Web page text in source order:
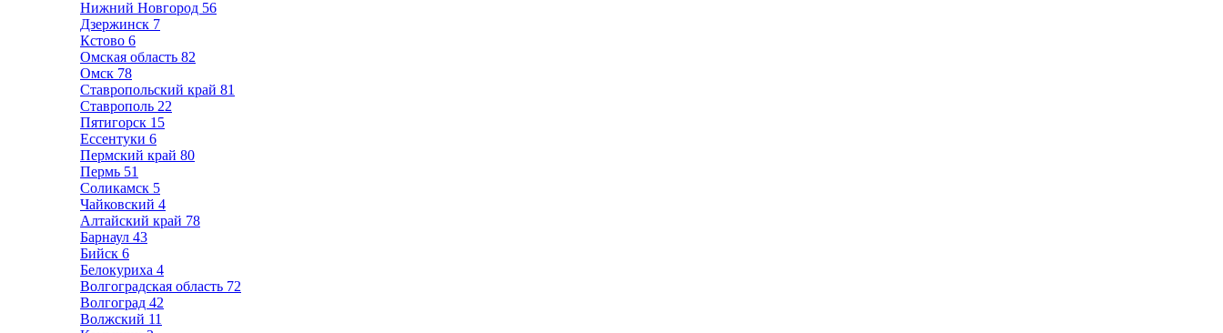
Нижний Новгород 56
Дзержинск 7
Кстово 6
Омская область 82
Омск 78
Ставропольский край 81
Ставрополь 22
Пятигорск 15
Ессентуки 6
Пермский край 80
Пермь 51
Соликамск 5
Чайковский 4
Алтайский край 78
Барнаул 43
Бийск 6
Белокуриха 4
Волгоградская область 72
Волгоград 42
Волжский 11